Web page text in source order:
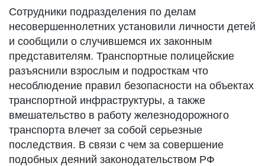
Сотрудники подразделения по делам
несовершеннолетних установили личности детей
и сообщили о случившемся их законным
представителям. Транспортные полицейские
разъяснили взрослым и подросткам что
несоблюдение правил безопасности на объектах
транспортной инфраструктуры, а также
вмешательство в работу железнодорожного
транспорта влечет за собой серьезные
последствия. В связи с чем за совершение
подобных деяний законодательством РФ